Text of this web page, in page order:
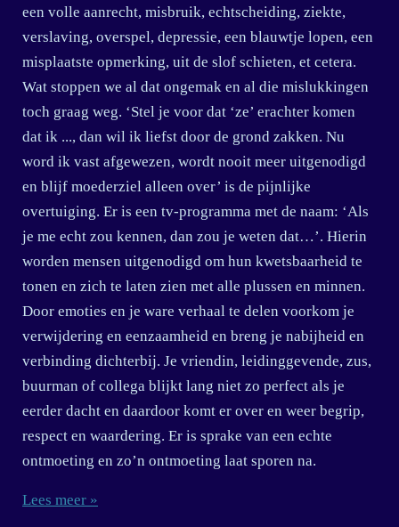
een volle aanrecht, misbruik, echtscheiding, ziekte,
verslaving, overspel, depressie, een blauwtje lopen, een
misplaatste opmerking, uit de slof schieten, et cetera.
Wat stoppen we al dat ongemak en al die mislukkingen
toch graag weg. ‘Stel je voor dat ‘ze’ erachter komen
dat ik ..., dan wil ik liefst door de grond zakken. Nu
word ik vast afgewezen, wordt nooit meer uitgenodigd
en blijf moederziel alleen over’ is de pijnlijke
overtuiging. Er is een tv-programma met de naam: ‘Als
je me echt zou kennen, dan zou je weten dat…’. Hierin
worden mensen uitgenodigd om hun kwetsbaarheid te
tonen en zich te laten zien met alle plussen en minnen.
Door emoties en je ware verhaal te delen voorkom je
verwijdering en eenzaamheid en breng je nabijheid en
verbinding dichterbij. Je vriendin, leidinggevende, zus,
buurman of collega blijkt lang niet zo perfect als je
eerder dacht en daardoor komt er over en weer begrip,
respect en waardering. Er is sprake van een echte
ontmoeting en zo’n ontmoeting laat sporen na.
Lees meer »